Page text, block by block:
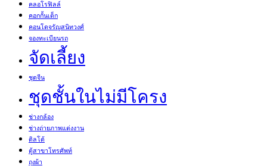
คลอโรฟิลล์
คอกกั้นเด็ก
คอนโดจรัญสนิทวงศ์
จองทะเบียนรถ
จัดเลี้ยง
ชุดจีน
ชุดชั้นในไม่มีโครง
ช่างกล้อง
ช่างถ่ายภาพแต่งงาน
ดิลโด้
ตู้สาขาโทรศัพท์
ถุงผ้า